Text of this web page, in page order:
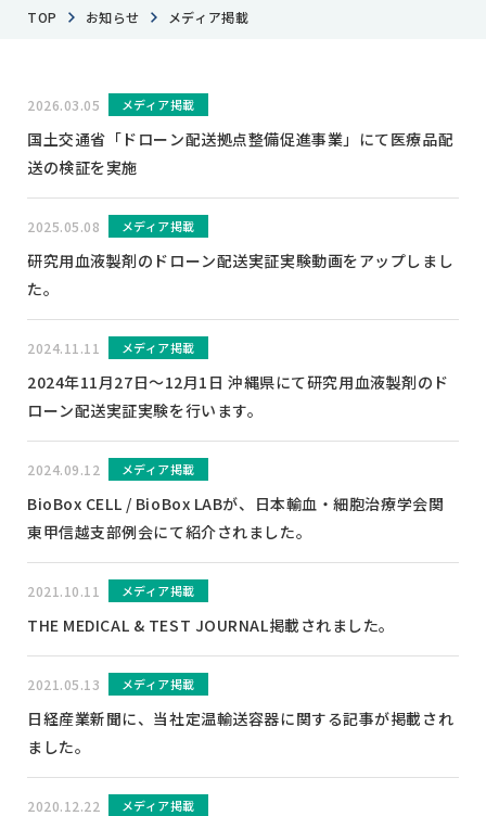
TOP お知らせ メディア掲載
2026.03.05 メディア掲載
国土交通省「ドローン配送拠点整備促進事業」にて医療品配
送の検証を実施
2025.05.08 メディア掲載
研究用血液製剤のドローン配送実証実験動画をアップしまし
た。
2024.11.11 メディア掲載
2024年11月27日～12月1日 沖縄県にて研究用血液製剤のド
ローン配送実証実験を行います。
2024.09.12 メディア掲載
BioBox CELL / BioBox LABが、日本輸血・細胞治療学会関
東甲信越支部例会にて紹介されました。
2021.10.11 メディア掲載
THE MEDICAL & TEST JOURNAL掲載されました。
2021.05.13 メディア掲載
日経産業新聞に、当社定温輸送容器に関する記事が掲載され
ました。
2020.12.22 メディア掲載